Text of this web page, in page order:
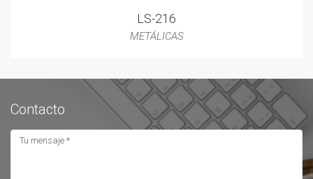
LS-216
METÁLICAS
Contacto